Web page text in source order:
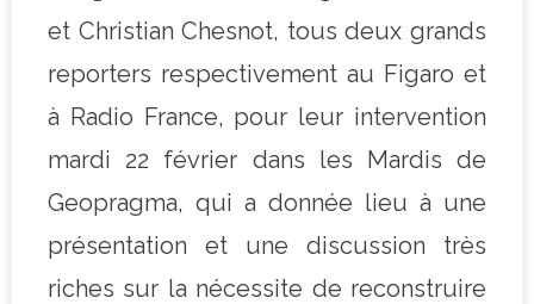
et Christian Chesnot, tous deux grands
reporters respectivement au Figaro et
à Radio France, pour leur intervention
mardi 22 février dans les Mardis de
Geopragma, qui a donnée lieu à une
présentation et une discussion très
riches sur la nécessite de reconstruire